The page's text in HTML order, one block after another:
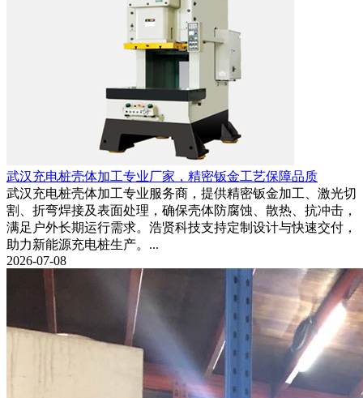
武汉充电桩壳体加工专业厂家，精密钣金工艺保障品质
武汉充电桩壳体加工专业服务商，提供精密钣金加工、激光切
割、折弯焊接及表面处理，确保壳体防腐蚀、散热、抗冲击，
满足户外长期运行需求。浩贤科技支持定制设计与快速交付，
助力新能源充电桩生产。...
2026-07-08